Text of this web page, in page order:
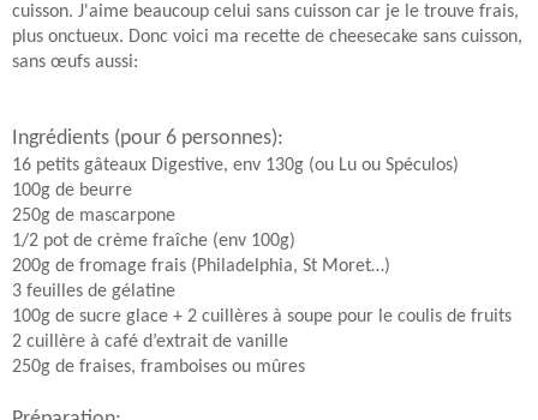
cuisson. J'aime beaucoup celui sans cuisson car je le trouve frais,
plus onctueux. Donc voici ma recette de cheesecake sans cuisson,
sans œufs aussi:
Ingrédients (pour 6 personnes):
16 petits gâteaux Digestive, env 130g (ou Lu ou Spéculos)
100g de beurre
250g de mascarpone
1/2 pot de crème fraîche (env 100g)
200g de fromage frais (Philadelphia, St Moret…)
3 feuilles de gélatine
100g de sucre glace + 2 cuillères à soupe pour le coulis de fruits
2 cuillère à café d’extrait de vanille
250g de fraises, framboises ou mûres